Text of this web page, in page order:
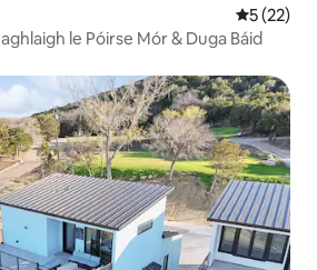
5 (22)
le Póirse Mór & Duga Báid